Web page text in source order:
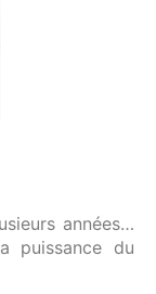
années…
puissance du